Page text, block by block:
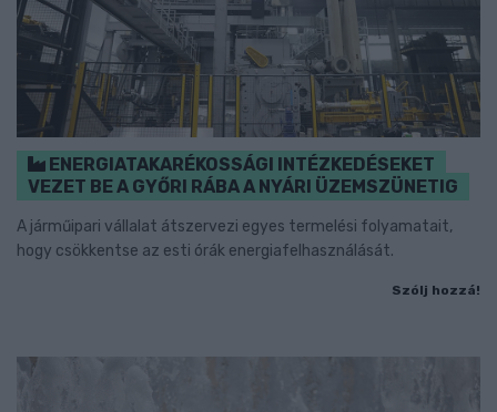
ENERGIATAKARÉKOSSÁGI INTÉZKEDÉSEKET
VEZET BE A GYŐRI RÁBA A NYÁRI ÜZEMSZÜNETIG
A járműipari vállalat átszervezi egyes termelési folyamatait,
hogy csökkentse az esti órák energiafelhasználását.
Szólj hozzá!